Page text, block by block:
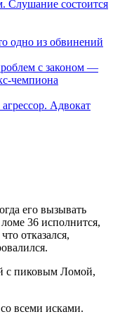
Слушание состоится
одно из обвинений
с законом —
чемпиона
Адвокат